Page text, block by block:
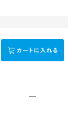
—